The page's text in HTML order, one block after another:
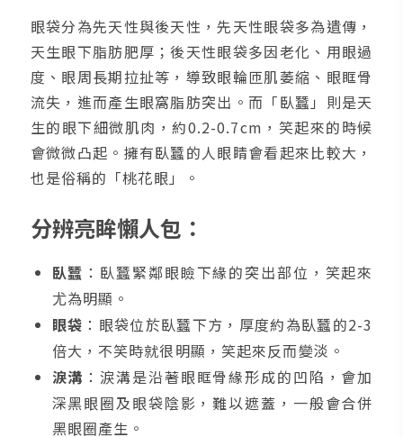
眼袋分為先天性與後天性，先天性眼袋多為遺傳，
天生眼下脂肪肥厚；後天性眼袋多因老化、用眼過
度、眼周長期拉扯等，導致眼輪匝肌萎縮、眼眶骨
流失，進而產生眼窩脂肪突出。而「臥蠶」則是天
生的眼下細微肌肉，約0.2-0.7cm，笑起來的時候
會微微凸起。擁有臥蠶的人眼睛會看起來比較大，
也是俗稱的「桃花眼」。
分辨亮眸懶人包：
臥蠶 ：臥蠶緊鄰眼瞼下緣的突出部位，笑起來
尤為明顯。
眼袋 ：眼袋位於臥蠶下方，厚度約為臥蠶的2-3
倍大，不笑時就很明顯，笑起來反而變淡。
淚溝 ：淚溝是沿著眼眶骨緣形成的凹陷，會加
深黑眼圈及眼袋陰影，難以遮蓋，一般會合併
黑眼圈產生。